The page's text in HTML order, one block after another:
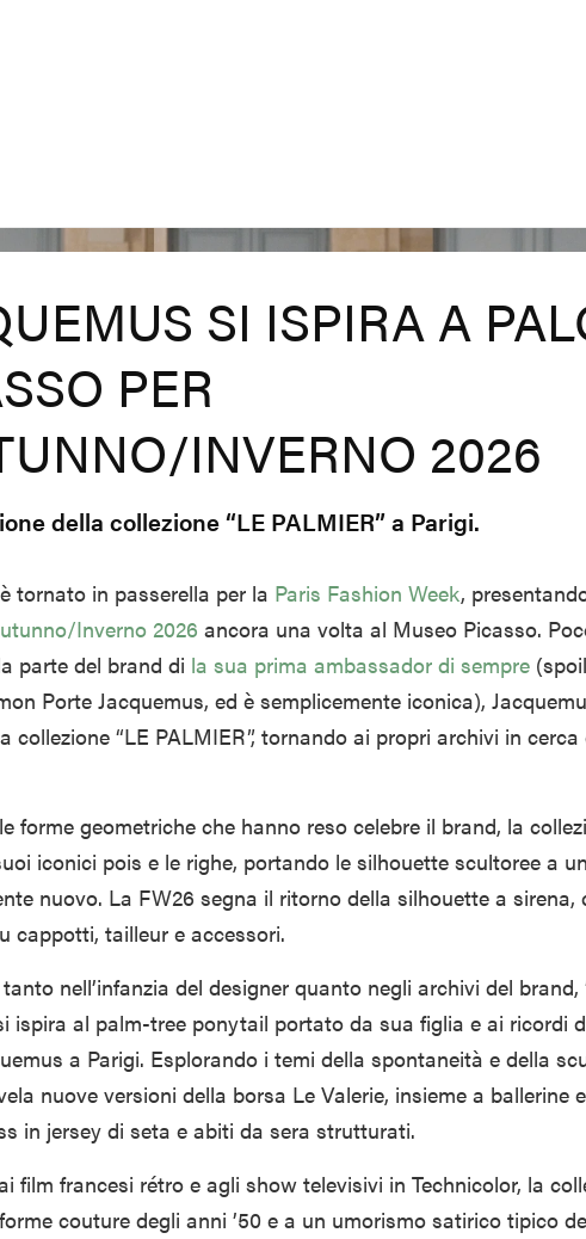
SI ISPIRA A
PER
INVERNO 2026
della collezione “LE PALMIER” a Parigi.
è tornato in passerella per la Paris Fashion Week,
Inverno 2026 ancora una volta al Museo Picasso.
parte del brand di la sua prima ambassador di sempre
Porte Jacquemus, ed è semplicemente iconica),
collezione “LE PALMIER”, tornando ai propri archivi in cerca
forme geometriche che hanno reso celebre il brand, la
iconici pois e le righe, portando le silhouette scultoree a
nuovo. La FW26 segna il ritorno della silhouette a sirena,
cappotti, tailleur e accessori.
nell’infanzia del designer quanto negli archivi del brand,
ispira al palm-tree ponytail portato da sua figlia e ai ricordi
a Parigi. Esplorando i temi della spontaneità e della
nuove versioni della borsa Le Valerie, insieme a ballerine
in jersey di seta e abiti da sera strutturati.
film francesi rétro e agli show televisivi in Technicolor, la
couture degli anni ’50 e a un umorismo satirico tipico